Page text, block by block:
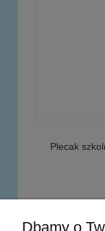
Plecak
Dbamy o